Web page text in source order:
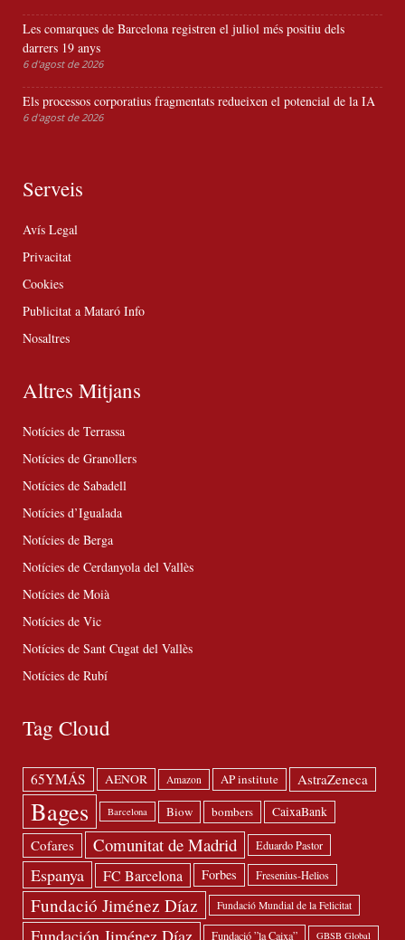
Les comarques de Barcelona registren el juliol més positiu dels
darrers 19 anys
6 d'agost de 2026
Els processos corporatius fragmentats redueixen el potencial de la IA
6 d'agost de 2026
Serveis
Avís Legal
Privacitat
Cookies
Publicitat a Mataró Info
Nosaltres
Altres Mitjans
Notícies de Terrassa
Notícies de Granollers
Notícies de Sabadell
Notícies d’Igualada
Notícies de Berga
Notícies de Cerdanyola del Vallès
Notícies de Moià
Notícies de Vic
Notícies de Sant Cugat del Vallès
Notícies de Rubí
Tag Cloud
65YMÁS AENOR Amazon AP institute AstraZeneca
Bages Barcelona Biow bombers CaixaBank
Cofares Comunitat de Madrid Eduardo Pastor
Espanya FC Barcelona Forbes Fresenius-Helios
Fundació Jiménez Díaz Fundació Mundial de la Felicitat
Fundación Jiménez Díaz Fundació ”la Caixa” GBSB Global